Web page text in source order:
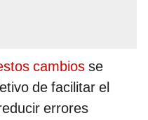
cambios se
de facilitar el
errores